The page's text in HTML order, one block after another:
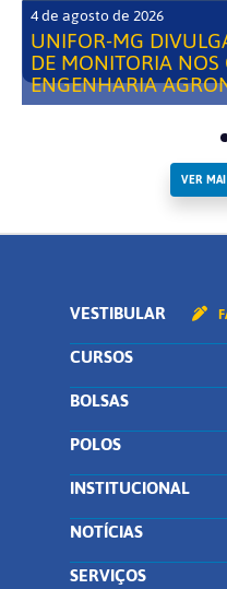
4 de agosto de 2026
UNIFOR-MG
DE MONITORIA NOS
ENGENHARIA
VER
VESTIBULAR
CURSOS
BOLSAS
POLOS
INSTITUCIONAL
NOTÍCIAS
SERVIÇOS